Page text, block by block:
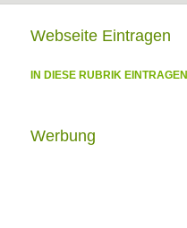
Webseite Eintragen
IN DIESE RUBRIK EINTRAGEN
Werbung